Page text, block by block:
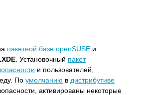
пакетной базе openSUSE и
. Установочный пакет
и пользователей,
По умолчанию в дистрибутиве
активированы некоторые